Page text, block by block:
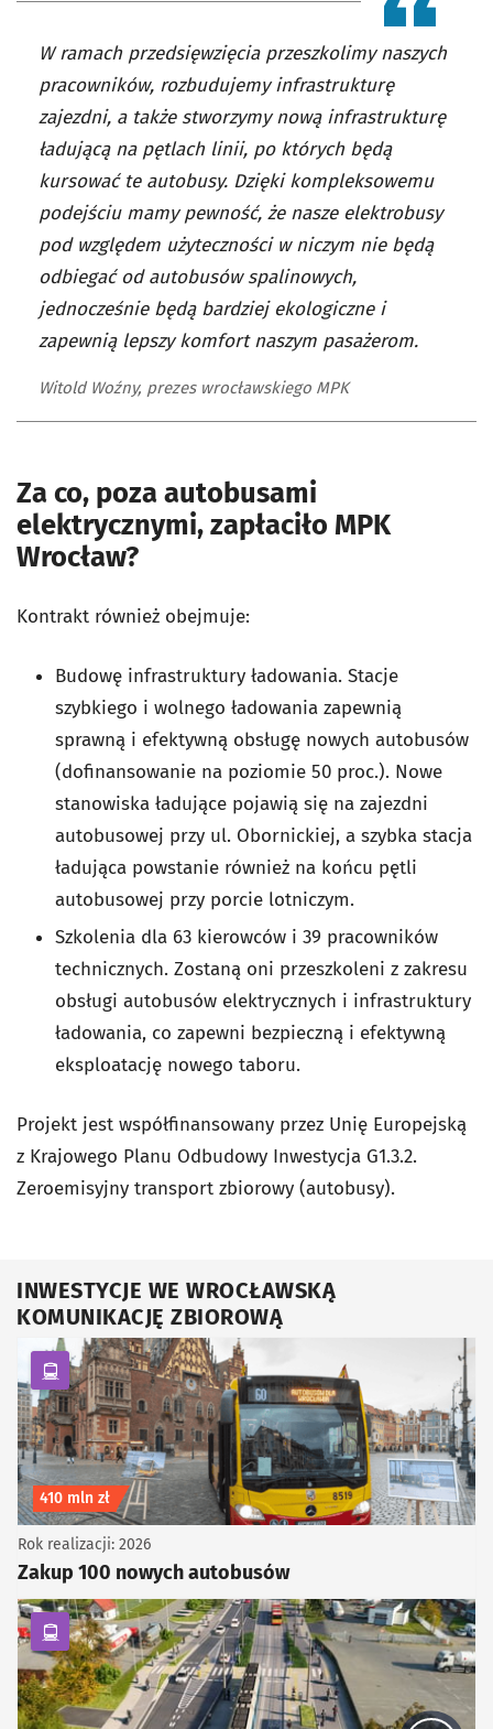
W ramach przedsięwzięcia przeszkolimy naszych
pracowników, rozbudujemy infrastrukturę
zajezdni, a także stworzymy nową infrastrukturę
ładującą na pętlach linii, po których będą
kursować te autobusy. Dzięki kompleksowemu
podejściu mamy pewność, że nasze elektrobusy
pod względem użyteczności w niczym nie będą
odbiegać od autobusów spalinowych,
jednocześnie będą bardziej ekologiczne i
zapewnią lepszy komfort naszym pasażerom.
Witold Woźny, prezes wrocławskiego MPK
Za co, poza autobusami
elektrycznymi, zapłaciło MPK
Wrocław?
Kontrakt również obejmuje:
Budowę infrastruktury ładowania. Stacje
szybkiego i wolnego ładowania zapewnią
sprawną i efektywną obsługę nowych autobusów
(dofinansowanie na poziomie 50 proc.). Nowe
stanowiska ładujące pojawią się na zajezdni
autobusowej przy ul. Obornickiej, a szybka stacja
ładująca powstanie również na końcu pętli
autobusowej przy porcie lotniczym.
Szkolenia dla 63 kierowców i 39 pracowników
technicznych. Zostaną oni przeszkoleni z zakresu
obsługi autobusów elektrycznych i infrastruktury
ładowania, co zapewni bezpieczną i efektywną
eksploatację nowego taboru.
Projekt jest współfinansowany przez Unię Europejską
z Krajowego Planu Odbudowy Inwestycja G1.3.2.
Zeroemisyjny transport zbiorowy (autobusy).
INWESTYCJE WE WROCŁAWSKĄ
KOMUNIKACJĘ ZBIOROWĄ
kategoria Komunikacja zbiorowa
Koszt inwestycji
410 mln zł
Zakup 100 nowych autobusów
Rok realizacji: 2026
kategoria Komunikacja zbiorowa